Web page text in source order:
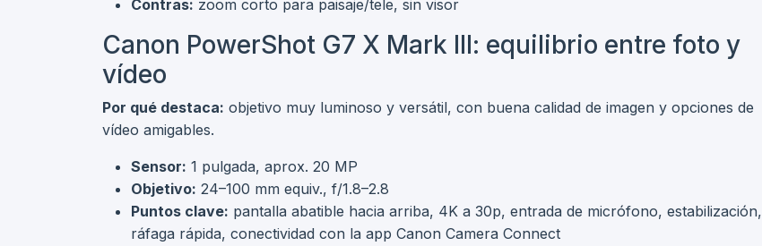
Contras: zoom corto para paisaje/tele, sin visor
Canon PowerShot G7 X Mark III: equilibrio entre foto y
vídeo
Por qué destaca: objetivo muy luminoso y versátil, con buena calidad de imagen y opciones de
vídeo amigables.
Sensor: 1 pulgada, aprox. 20 MP
Objetivo: 24–100 mm equiv., f/1.8–2.8
Puntos clave: pantalla abatible hacia arriba, 4K a 30p, entrada de micrófono, estabilización,
ráfaga rápida, conectividad con la app Canon Camera Connect